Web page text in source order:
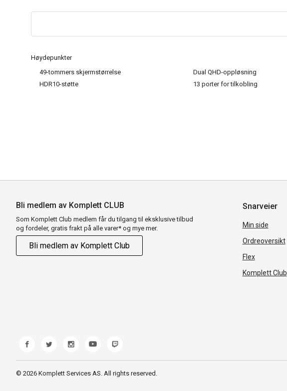
Høydepunkter
49-tommers skjermstørrelse
Dual QHD-oppløsning
HDR10-støtte
13 porter for tilkobling
Bli medlem av Komplett CLUB
Som Komplett Club medlem får du tilgang til eksklusive tilbud
og fordeler, gratis frakt på alle varer* og mye mer.
Bli medlem av Komplett Club
Snarveier
Min side
Ordreoversikt
Flex
Komplett Club
© 2026 Komplett Services AS. All rights reserved.